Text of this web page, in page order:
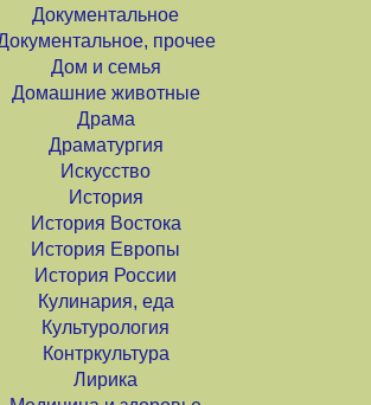
Документальное
прочее
Дом и семья
Домашние животные
Драма
Драматургия
Искусство
История
История Востока
История Европы
История России
Кулинария, еда
Культурология
Контркультура
Лирика